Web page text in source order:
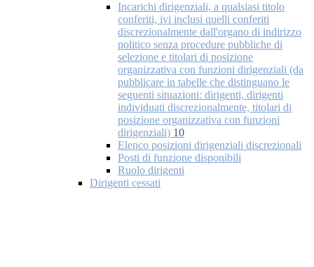
Incarichi dirigenziali, a qualsiasi titolo
conferiti, ivi inclusi quelli conferiti
discrezionalmente dall'organo di indirizzo
politico senza procedure pubbliche di
selezione e titolari di posizione
organizzativa con funzioni dirigenziali (da
pubblicare in tabelle che distinguano le
seguenti situazioni: dirigenti, dirigenti
individuati discrezionalmente, titolari di
posizione organizzativa con funzioni
dirigenziali) 10
Elenco posizioni dirigenziali discrezionali
Posti di funzione disponibili
Ruolo dirigenti
Dirigenti cessati